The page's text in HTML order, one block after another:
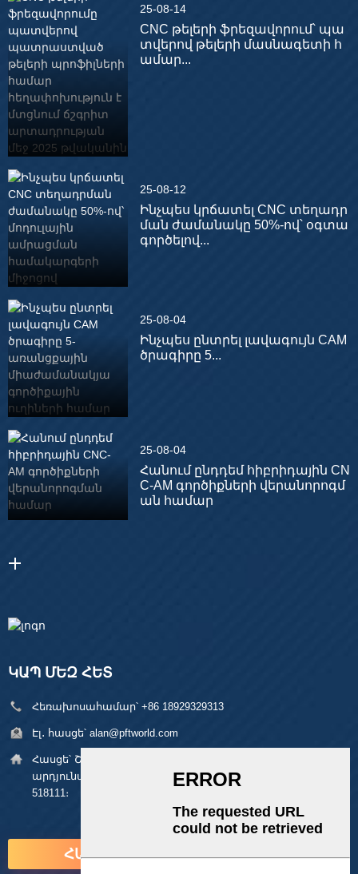
25-08-14
CNC թելերի ֆրեզավորում՝ պա
տվերով թելերի մասնագետի հ
ամար...
25-08-12
Ինչպես կրճատել CNC տեղադր
ման ժամանակը 50%-ով՝ օգտա
գործելով...
25-08-04
Ինչպես ընտրել լավագույն CAM
ծրագիրը 5...
25-08-04
Հանում ընդդեմ հիբրիդային CN
C-AM գործիքների վերանորոգմ
ան համար
ԿԱՊ ՄԵԶ ՀԵՏ
Հեռախոսահամար՝ +86 18929329313
Էլ․ հասցե՝ alan@pftworld.com
Հասցե՝ Շենժեն, Լոնգգան շրջան, Փինգհու գյուղ, Ֆումինի
արդյունաբերական պարկ, շենք 49։ Փոստային ինդեքս՝
518111։
ՀԱՐՑՈՒՄ ՀԻՄԱ